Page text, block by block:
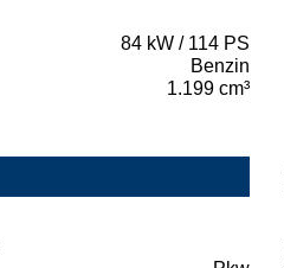
84 kW / 114 PS
Benzin
1.199 cm³